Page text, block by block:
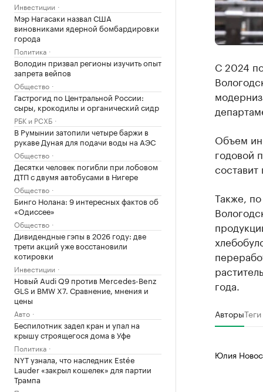
Инвестиции
Мэр Нагасаки назвал США
виновниками ядерной бомбардировки
города
Политика
Володин призвал регионы изучить опыт
запрета вейпов
Общество
Гастрогид по Центральной России:
сыры, крокодилы и органический сидр
РБК и РСХБ
В Румынии затопили четыре баржи в
рукаве Дуная для подачи воды на АЭС
Общество
Десятки человек погибли при лобовом
ДТП с двумя автобусами в Нигере
Общество
Бинго Нолана: 9 интересных фактов об
«Одиссее»
Общество
Дивидендные гэпы в 2026 году: две
трети акций уже восстановили
котировки
Инвестиции
Новый Audi Q9 против Mercedes-Benz
GLS и BMW X7. Сравнение, мнения и
цены
Авто
Беспилотник задел кран и упал на
крышу строящегося дома в Уфе
Политика
NYT узнала, что наследник Estée
Lauder «закрыл кошелек» для партии
Трампа
С 2024
Объем
годовой
Также,
года.
АвторыТеги
Юлия